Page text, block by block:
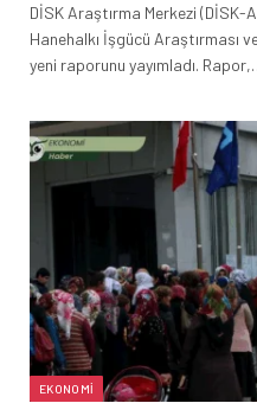
DİSK Araştırma Merkezi (DİSK-
Hanehalkı İşgücü Araştırması
yeni raporunu yayımladı.
EKONOMI